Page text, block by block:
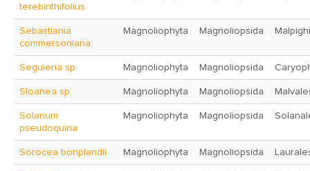
terebinthifolius
Sebastiania
commersoniana
Magnoliophyta Magnoliopsida
Seguieria sp. Magnoliophyta Magnoliopsida
Sloanea sp. Magnoliophyta Magnoliopsida
Solanum
pseudoquina
Magnoliophyta Magnoliopsida
Sorocea bonplandii Magnoliophyta Magnoliopsida